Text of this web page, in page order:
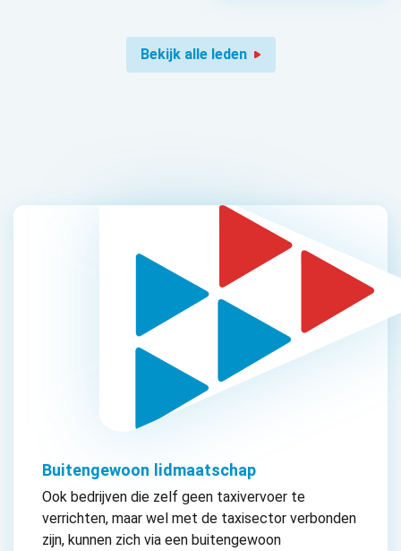
Bekijk alle leden
Buitengewoon lidmaatschap
Ook bedrijven die zelf geen taxivervoer te
verrichten, maar wel met de taxisector verbonden
zijn, kunnen zich via een buitengewoon